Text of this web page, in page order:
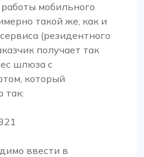
мобильного
такой же, как и
(резидентного
получает так
шлюза с
который
так:
ввести в